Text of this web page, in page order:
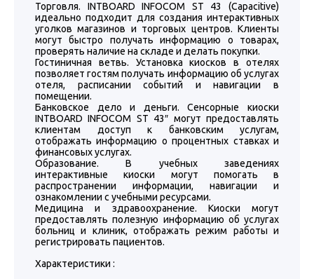
Торговля. INTBOARD INFOCOM ST 43 (Capacitive)
идеально подходит для создания интерактивных
уголков магазинов и торговых центров. Клиенты
могут быстро получать информацию о товарах,
проверять наличие на складе и делать покупки.
Гостиничная ветвь. Установка киосков в отелях
позволяет гостям получать информацию об услугах
отеля, расписании событий и навигации в
помещении.
Банковское дело и деньги. Сенсорные киоски
INTBOARD INFOCOM ST 43″ могут предоставлять
клиентам доступ к банковским услугам,
отображать информацию о процентных ставках и
финансовых услугах.
Образование. В учебных заведениях
интерактивные киоски могут помогать в
распространении информации, навигации и
ознакомлении с учебными ресурсами.
Медицина и здравоохранение. Киоски могут
предоставлять полезную информацию об услугах
больниц и клиник, отображать режим работы и
регистрировать пациентов.
Характеристики :